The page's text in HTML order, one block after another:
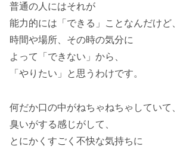
普通の人にはそれが
能力的には「できる」ことなんだけど、
時間や場所、その時の気分に
よって「できない」から、
「やりたい」と思うわけです。
何だか口の中がねちゃねちゃしていて、
臭いがする感じがして、
とにかくすごく不快な気持ちに